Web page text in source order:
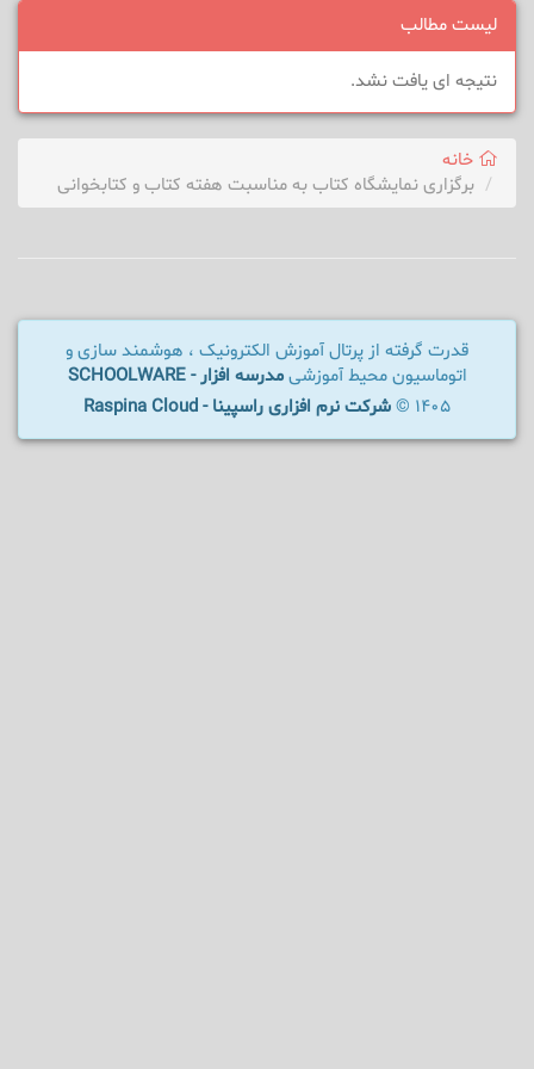
لیست مطالب
نتیجه ای یافت نشد.
خانه
برگزاری نمایشگاه کتاب به مناسبت هفته کتاب و کتابخوانی
قدرت گرفته از پرتال آموزش الکترونیک ، هوشمند سازی و
اتوماسیون محیط آموزشیمدرسه افزار - SCHOOLWARE
1405 ©
شرکت نرم افزاری راسپینا - Raspina Cloud